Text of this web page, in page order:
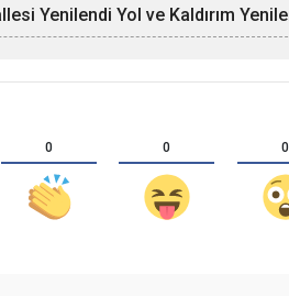
Yenilendi Yol ve Kaldırım
0 0 0